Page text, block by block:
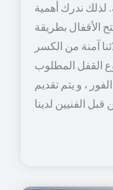
لذلك ندرك أهمية
بطريقة
آمنة من الكسر
القفل المطلوب
، و يتم تقديم